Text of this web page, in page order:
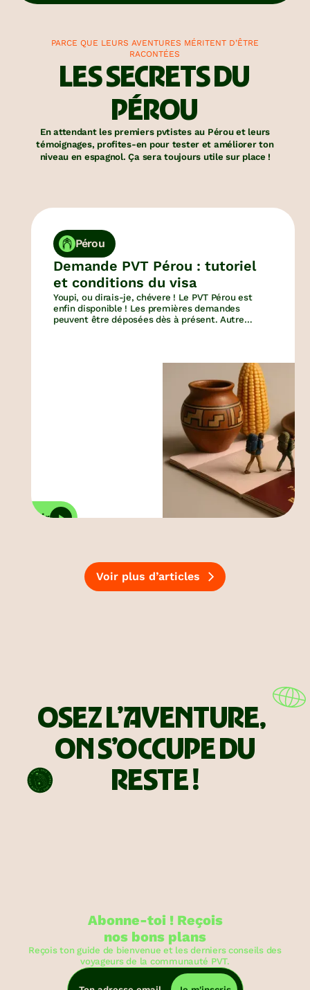
PARCE QUE LEURS AVENTURES MÉRITENT D’ÊTRE
RACONTÉES
LES SECRETS DU
PÉROU
En attendant les premiers pvtistes au Pérou et leurs
témoignages, profites-en pour tester et améliorer ton
niveau en espagnol. Ça sera toujours utile sur place !
Pérou
Demande PVT Pérou : tutoriel
et conditions du visa
Youpi, ou dirais-je, chévere ! Le PVT Pérou est
enfin disponible ! Les premières demandes
peuvent être déposées dès à présent. Autre
Voir plus d’articles
OSEZ L’AVENTURE,
ON S’OCCUPE DU
RESTE !
Abonne-toi ! Reçois
nos bons plans
Reçois ton guide de bienvenue et les derniers conseils des
voyageurs de la communauté PVT.